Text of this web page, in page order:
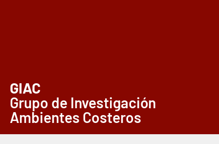
GIAC
Grupo de Investigación
Ambientes Costeros